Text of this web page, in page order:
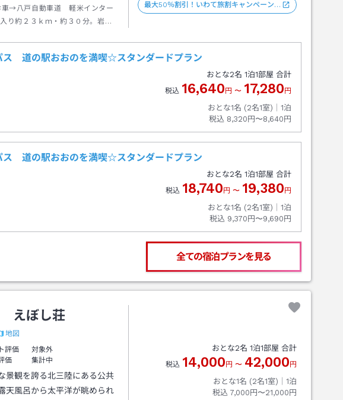
車→八戸自動車道 軽米インター
り約２３ｋｍ・約３０分。岩手
最大50％割引！いわて旅割キャンペーン…
ス 道の駅おおのを満喫☆スタンダードプラン
おとな2名 1泊1部屋 合計
税込 16,640 円 〜 17,280 円
おとな1名 (2名1室)｜ 1泊
税込 8,320円〜8,640円
ス 道の駅おおのを満喫☆スタンダードプラン
おとな2名 1泊1部屋 合計
税込 18,740 円 〜 19,380 円
おとな1名 (2名1室)｜ 1泊
税込 9,370円〜9,690円
全ての宿泊プランを見る
えぼし荘
地図
評価
対象外
価
集計中
景観を誇る北三陸にある公共
天風呂から太平洋が眺められ
おとな2名 1泊1部屋 合計
税込 14,000 円 〜 42,000 円
おとな1名 (2名1室)｜ 1泊
税込 7,000円〜21,000円